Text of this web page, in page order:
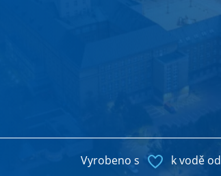
Vyrobeno s k vodě od